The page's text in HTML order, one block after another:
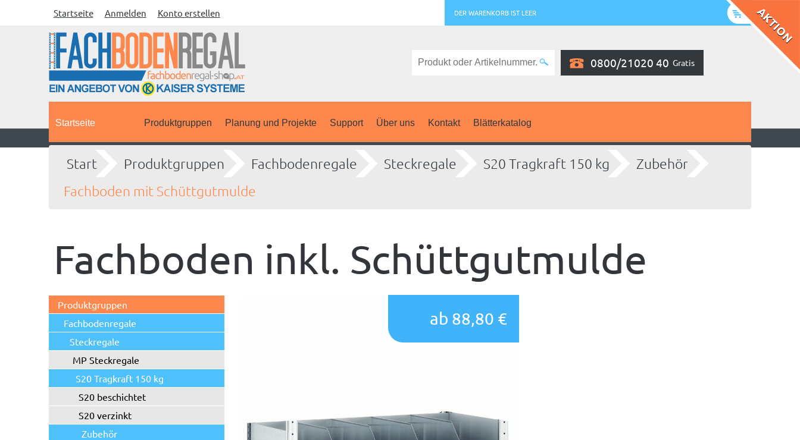
Startseite Anmelden Konto erstellen DER WARENKORB IST LEER
0800/21020 40 Gratis
Startseite Produktgruppen Planung und Projekte Support Über uns Kontakt Blätterkatalog
Start Produktgruppen Fachbodenregale Steckregale S20 Tragkraft 150 kg
Zubehör
Fachboden mit Schüttgutmulde
Fachboden inkl. Schüttgutmulde
Produktgruppen
Fachbodenregale
Steckregale
MP Steckregale
S20 Tragkraft 150 kg
S20 beschichtet
S20 verzinkt
Zubehör
ab 88,80 €